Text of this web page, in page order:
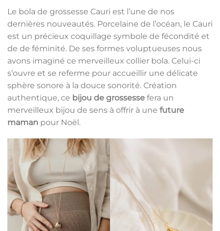
Le bola de grossesse Cauri est l’une de nos
dernières nouveautés. Porcelaine de l’océan, le Cauri
est un précieux coquillage symbole de fécondité et
de de féminité. De ses formes voluptueuses nous
avons imaginé ce merveilleux collier bola. Celui-ci
s’ouvre et se referme pour accueillir une délicate
sphère sonore à la douce sonorité. Création
authentique, ce bijou de grossesse fera un
merveilleux bijou de sens à offrir à une future
maman pour Noël.